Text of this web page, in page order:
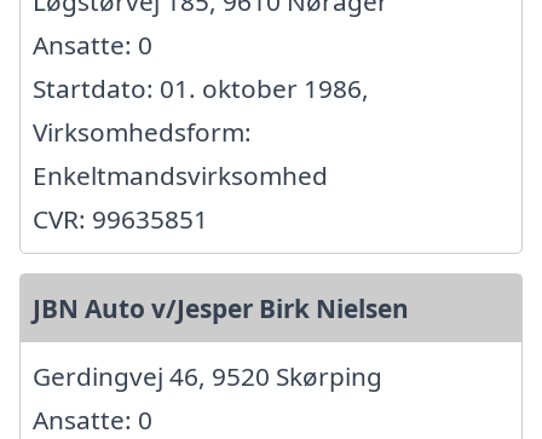
Ansatte: 0
Startdato: 01. oktober 1986,
Virksomhedsform:
Enkeltmandsvirksomhed
CVR: 99635851
JBN Auto v/Jesper Birk Nielsen
Gerdingvej 46, 9520 Skørping
Ansatte: 0